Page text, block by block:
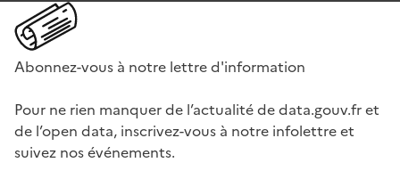
Abonnez-vous à notre lettre d'information
Pour ne rien manquer de l’actualité de data.gouv.fr et
de l’open data, inscrivez-vous à notre infolettre et
suivez nos événements.